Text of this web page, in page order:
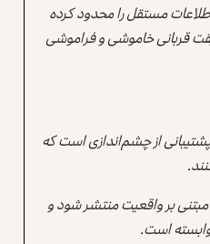
مستقل را محدود کرده
قربانی خاموشی و فراموشی
از چشم‌اندازی است که
بر واقعیت منتشر شود و
است.